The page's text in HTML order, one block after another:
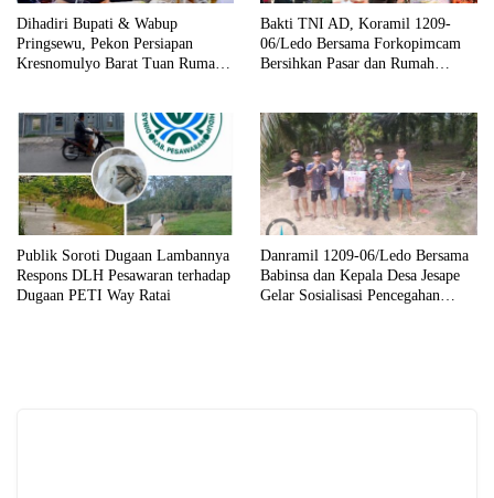
Dihadiri Bupati & Wabup
Pringsewu, Pekon Persiapan
Kresnomulyo Barat Tuan Rumah
Bakti TNI AD, Koramil 1209-
06/Ledo Bersama Forkopimcam
Bersihkan Pasar dan Rumah
Publik Soroti Dugaan Lambannya
Respons DLH Pesawaran terhadap
Dugaan PETI Way Ratai
Danramil 1209-06/Ledo Bersama
Babinsa dan Kepala Desa Jesape
Gelar Sosialisasi Pencegahan